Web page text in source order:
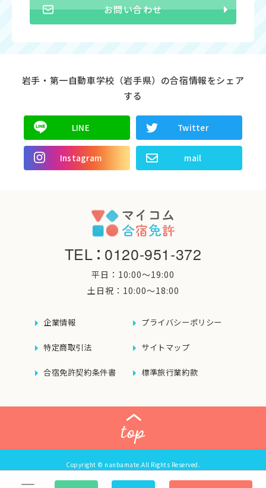
お問い合わせ
岩手・第一自動車学校（岩手県）の合宿情報をシェア
する
LINE Twitter
Instagram mail
TEL：0120-951-372
平日：10:00〜19:00
土日祝：10:00〜18:00
企業情報 プライバシーポリシー
特定商取引法 サイトマップ
合宿免許契約条件書 標準旅行業約款
Copyright © nanbamate.All Rights Reserved.